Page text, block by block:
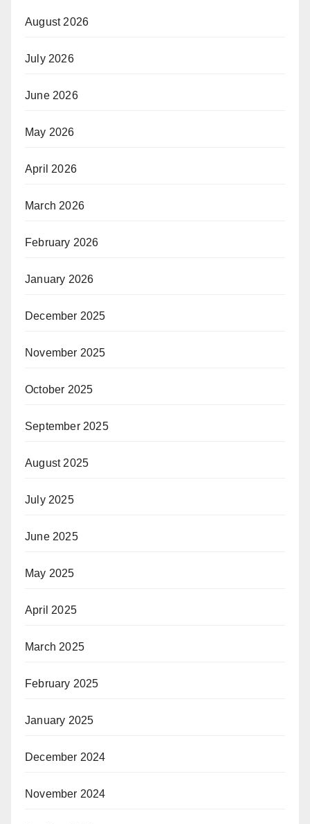
August 2026
July 2026
June 2026
May 2026
April 2026
March 2026
February 2026
January 2026
December 2025
November 2025
October 2025
September 2025
August 2025
July 2025
June 2025
May 2025
April 2025
March 2025
February 2025
January 2025
December 2024
November 2024